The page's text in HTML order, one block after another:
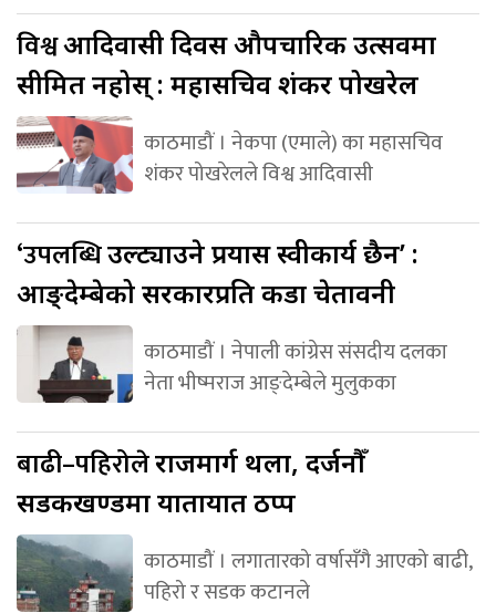
विश्वआदिवासी दिवस औपचारिक उत्सवमा
सीमित नहोस् : महासचिव शंकर पोखरेल
काठमाडौं । नेकपा (एमाले) का महासचिव
शंकर पोखरेलले विश्व आदिवासी
‘उपलब्धिउल्ट्याउने प्रयास स्वीकार्य छैन’ :
आङ्देम्बेको सरकारप्रति कडा चेतावनी
काठमाडौं । नेपाली कांग्रेस संसदीय दलका
नेता भीष्मराज आङ्देम्बेले मुलुकका
बाढी–पहिरोलेराजमार्ग थला, दर्जनौँ
सडकखण्डमा यातायात ठप्प
काठमाडौं । लगातारको वर्षासँगै आएको बाढी,
पहिरो र सडक कटानले